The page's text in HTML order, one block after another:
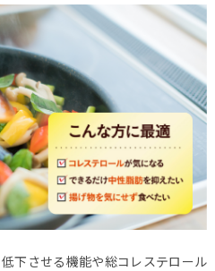
下させる機能や総コレステロール